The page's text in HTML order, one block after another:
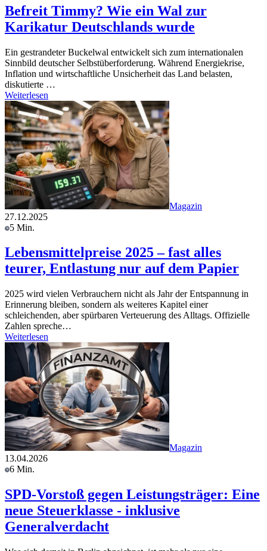
Befreit Timmy? Wie ein Wal zur
Karikatur Deutschlands wurde
Ein gestrandeter Buckelwal entwickelt sich zum internationalen
Sinnbild deutscher Selbstüberforderung. Während Energiekrise,
Inflation und wirtschaftliche Unsicherheit das Land belasten,
diskutierte …
Weiterlesen
Magazin
27.12.2025
5 Min.
Lebensmittelpreise 2025 – fast alles
teurer, Entlastung nur auf dem Papier
2025 wird vielen Verbrauchern nicht als Jahr der Entspannung in
Erinnerung bleiben, sondern als weiteres Kapitel einer
schleichenden, aber spürbaren Verteuerung des Alltags. Offizielle
Zahlen spreche…
Weiterlesen
Magazin
13.04.2026
6 Min.
SPD-Vorstoß gegen Leistungsträger: Eine
neue Steuerklasse - inklusive
Generalverdacht